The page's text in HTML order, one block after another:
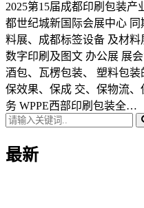
2025第15届成都印刷包装产
都世纪城新国际会展中心
料展、成都标签设备 及材
数字印刷及图文 办公展 展
酒包、瓦楞包装、 塑料包装
保效果、保成 交、保物流
务 WPPE西部印刷包装全…
最新